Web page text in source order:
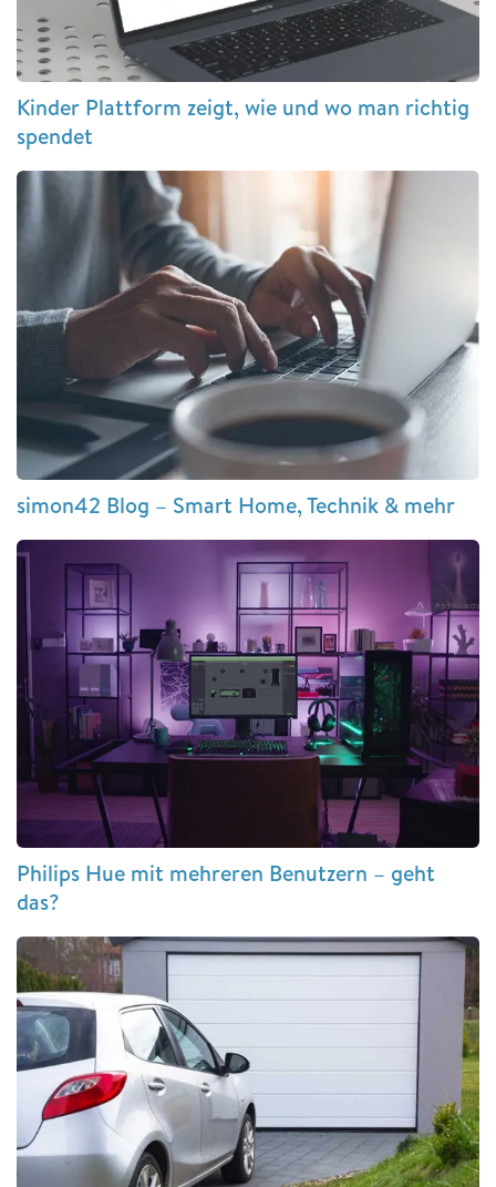
Kinder Plattform zeigt, wie und wo man richtig
spendet
simon42 Blog – Smart Home, Technik & mehr
Philips Hue mit mehreren Benutzern – geht
das?